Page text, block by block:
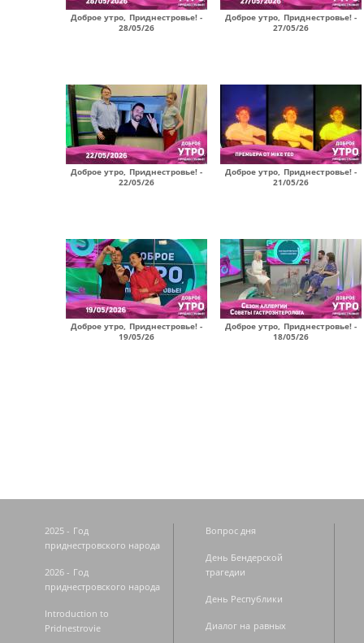
Доброе утро, Приднестровье! -
28/05/26
Доброе утро, Приднестровье! -
27/05/26
Доброе утро, Приднестровье! -
22/05/26
Доброе утро, Приднестровье! -
21/05/26
Доброе утро, Приднестровье! -
19/05/26
Доброе утро, Приднестровье! -
18/05/26
2025 - Год
приднестровского народа
2026 - Год
приднестровского народа
Introduction to
Pridnestrovie
Вопрос дня
День Бендерской
трагедии
День Республики
Диалог на равных